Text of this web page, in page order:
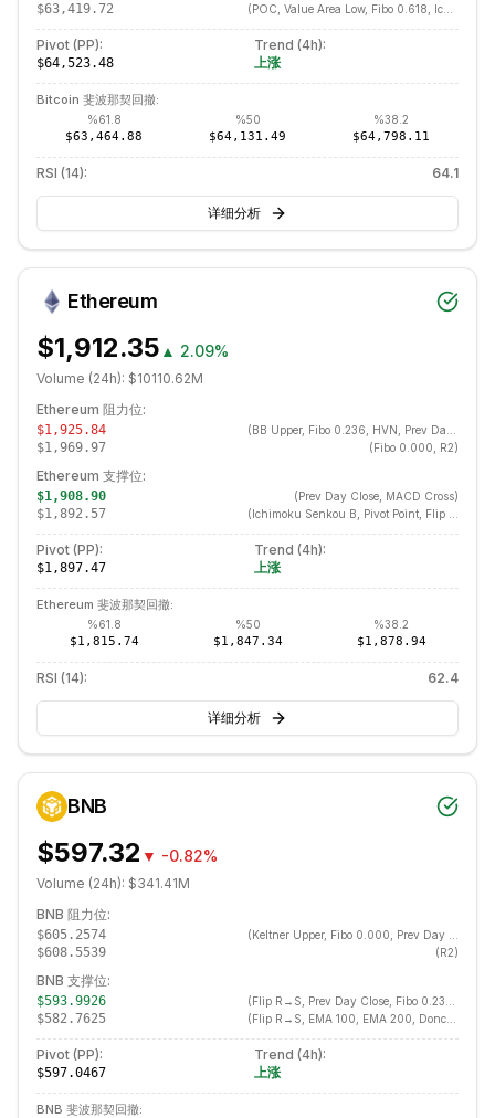
$63,419.72 (POC, Value Area Low, Fibo 0.618, Ichimoku Senkou A, Ichimoku Cloud Bottom, S2
Pivot (PP):
$64,523.48
Trend (4h):
上涨
Bitcoin 斐波那契回撤:
%61.8
$63,464.88
%50
$64,131.49
%38.2
$64,798.11
RSI (14): 64.1
详细分析
Ethereum
$1,912.35 ▲ 2.09%
Volume (24h): $10110.62M
Ethereum 阻力位:
$1,925.84 (BB Upper, Fibo 0.236, HVN, Prev Day High, Donchian Upper, Swing High, Keltner Upper
$1,969.97 (Fibo 0.000, R2)
Ethereum 支撑位:
$1,908.90 (Prev Day Close, MACD Cross)
$1,892.57 (Ichimoku Senkou B, Pivot Point, Flip R→S, SMA 100, ATR Lower, Ichimoku Tenkan, Value Area High
Pivot (PP):
$1,897.47
Trend (4h):
上涨
Ethereum 斐波那契回撤:
%61.8
$1,815.74
%50
$1,847.34
%38.2
$1,878.94
RSI (14): 62.4
详细分析
BNB
$597.32 ▼ -0.82%
Volume (24h): $341.41M
BNB 阻力位:
$605.2574 (Keltner Upper, Fibo 0.000, Prev Day High, Donchian Upper, Swing High
$608.5539 (R2)
BNB 支撑位:
$593.9926 (Flip R→S, Prev Day Close, Fibo 0.236, EMA 20, LVN, BB Middle, SMA 20
$582.7625 (Flip R→S, EMA 100, EMA 200, Donchian Lower, Fibo 0.500
Pivot (PP):
$597.0467
Trend (4h):
上涨
BNB 斐波那契回撤: